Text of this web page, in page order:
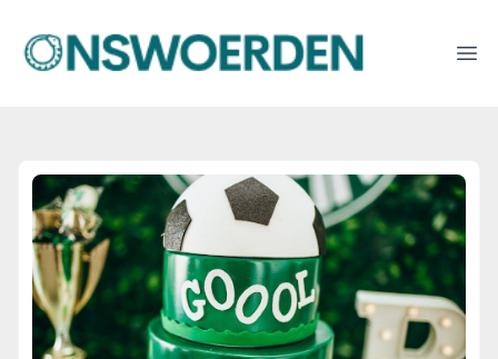
onswoerden.nl